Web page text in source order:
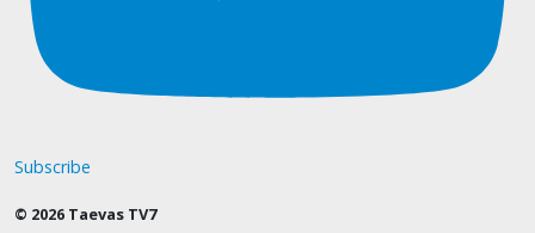
Subscribe
© 2026 Taevas TV7